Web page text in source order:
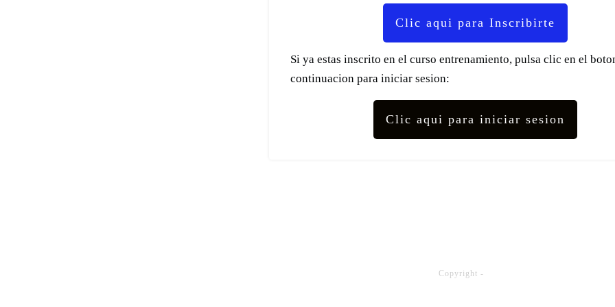
Clic aqui para Inscribirte
Si ya estas inscrito en el curso entrenamiento, pulsa clic en el
continuacion para iniciar sesion:
Clic aqui para iniciar sesion
Copyright -